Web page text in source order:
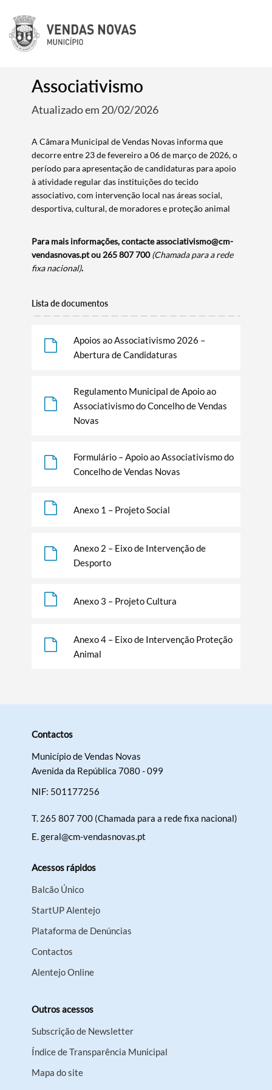
Termo de Pesquisa
Categorias gerais
Associativismo
Atualizado em 20/02/2026
A Câmara Municipal de Vendas Novas informa que
decorre entre 23 de fevereiro a 06 de março de 2026, o
período para apresentação de candidaturas para apoio
à atividade regular das instituições do tecido
associativo, com intervenção local nas áreas social,
desportiva, cultural, de moradores e proteção animal
Para mais informações, contacte associativismo@cm-
vendasnovas.pt ou 265 807 700(Chamada para a rede
fixa nacional).
Lista de documentos
Apoios ao Associativismo 2026 –
Abertura de Candidaturas
Regulamento Municipal de Apoio ao
Associativismo do Concelho de Vendas
Novas
Formulário – Apoio ao Associativismo do
Concelho de Vendas Novas
Anexo 1 – Projeto Social
Anexo 2 – Eixo de Intervenção de
Desporto
Anexo 3 – Projeto Cultura
Anexo 4 – Eixo de Intervenção Proteção
Animal
Contactos
Município de Vendas Novas
Avenida da República 7080 - 099
NIF: 501177256
T. 265 807 700 (Chamada para a rede fixa nacional)
E.geral@cm-vendasnovas.pt
Acessos rápidos
Balcão Único
StartUP Alentejo
Plataforma de Denúncias
Contactos
Alentejo Online
Outros acessos
Subscrição de Newsletter
Índice de Transparência Municipal
Mapa do site